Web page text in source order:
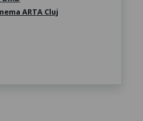
ARTA Cluj